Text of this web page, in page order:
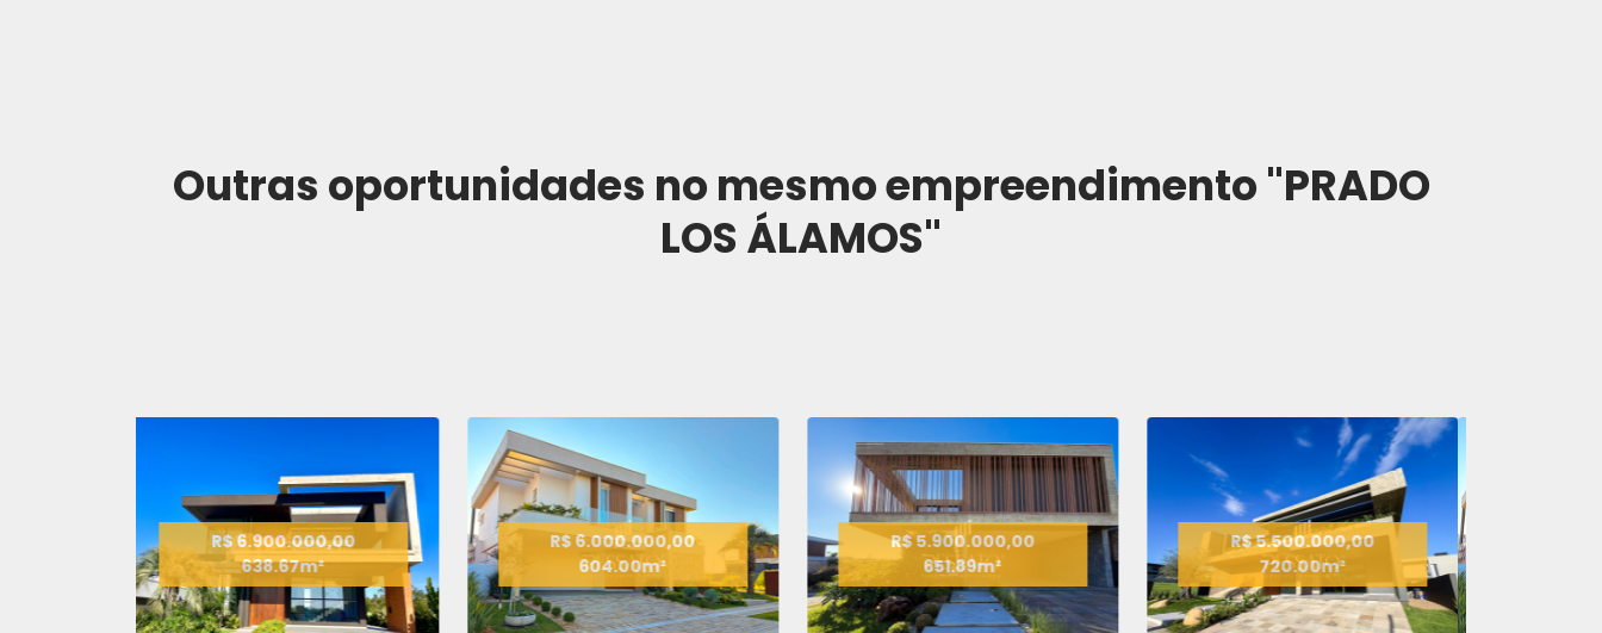
Outras oportunidades no mesmo empreendimento "PRADO
LOS ÁLAMOS"
R$ 6.000.000,00
604.00m²
R$ 5.900.000,00
651.89m²
R$ 5.500.000,00
720.00m²
R$ 4.200.000,00
0.00m²